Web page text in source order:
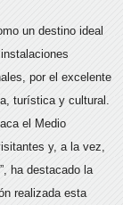
un destino ideal
por el excelente
turística y cultural.
el Medio
y, a la vez,
ha destacado la
realizada esta